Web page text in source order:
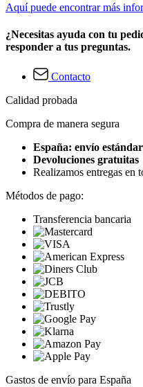
Aquí puede encontrar más
¿Necesitas ayuda con tu
responder a tus preguntas.
Contacto
Calidad probada
Compra de manera segura
España: envío
Devoluciones gratuitas
Realizamos entregas en
Métodos de pago:
Transferencia bancaria
Gastos de envío para España